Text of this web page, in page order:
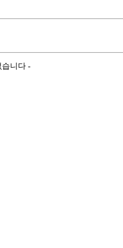
습니다 -